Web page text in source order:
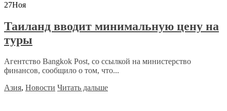
27Ноя
Таиланд вводит минимальную цену на
туры
Агентство Bangkok Post, со ссылкой на министерство
финансов, сообщило о том, что...
Азия, Новости Читать дальше